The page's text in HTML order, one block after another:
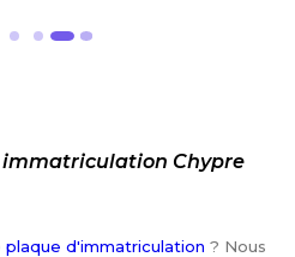
immatriculation Chypre
plaque d'immatriculation ? Nous